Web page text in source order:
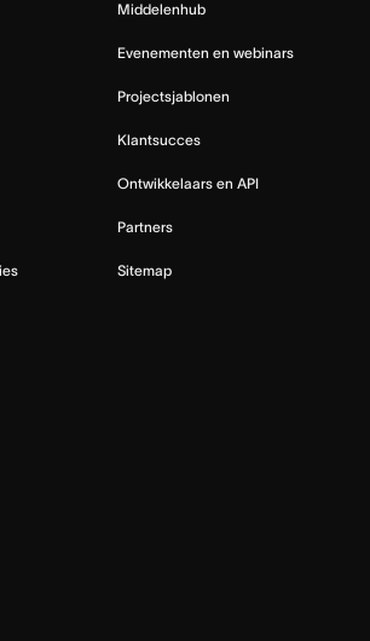
Middelenhub
Evenementen en webinars
Projectsjablonen
Klantsucces
Ontwikkelaars en API
Partners
Sitemap